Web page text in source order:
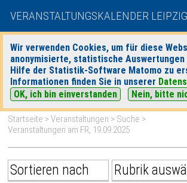
VERANSTALTUNGSKALENDER LEIPZIG
Wir verwenden Cookies, um für diese
anonymisierte, statistische Auswertungen
Hilfe der Statistik-Software Matomo zu
Informationen finden Sie in unserer
OK, ich bin einverstanden
Nein, bitte
heute|
Startseite >Veranstaltungen > Suche >
Veranstaltungen am FR, 19.09.2025